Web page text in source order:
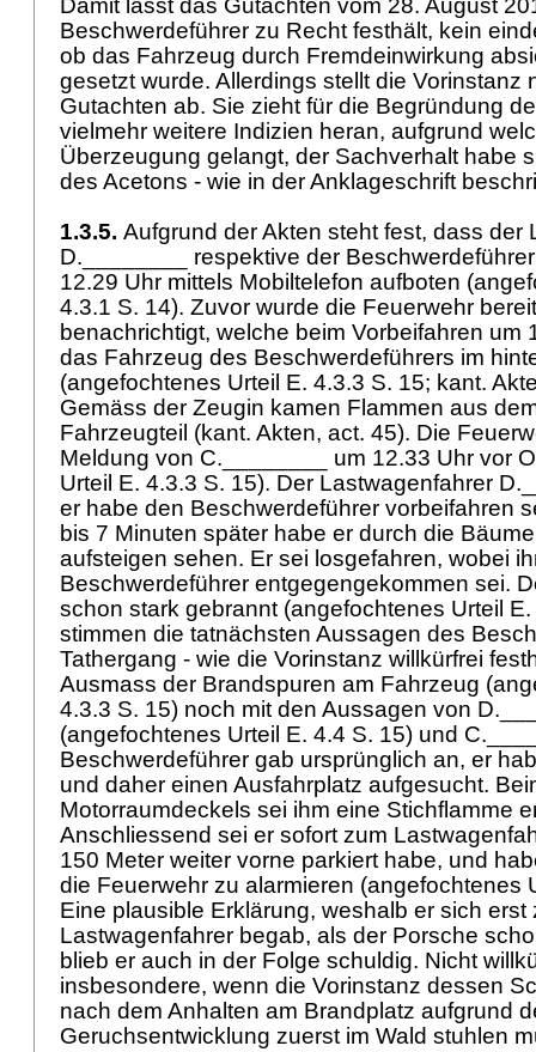
Damit lässt das Gutachten vom 28. August
Beschwerdeführer zu Recht festhält, kein
ob das Fahrzeug durch Fremdeinwirkung
gesetzt wurde. Allerdings stellt die Vorinstanz
Gutachten ab. Sie zieht für die Begründung
vielmehr weitere Indizien heran, aufgrund
Überzeugung gelangt, der Sachverhalt habe
des Acetons - wie in der Anklageschrift
1.3.5. Aufgrund der Akten steht fest, dass der
D.________ respektive der
12.29 Uhr mittels Mobiltelefon aufboten
4.3.1 S. 14). Zuvor wurde die Feuerwehr
benachrichtigt, welche beim Vorbeifahren um
das Fahrzeug des Beschwerdeführers im
(angefochtenes Urteil E. 4.3.3 S. 15; kant.
Gemäss der Zeugin kamen Flammen aus
Fahrzeugteil (kant. Akten, act. 45). Die
Meldung von C.________ um 12.33 Uhr vor
Urteil E. 4.3.3 S. 15). Der Lastwagenfahrer
er habe den Beschwerdeführer vorbeifahren
bis 7 Minuten später habe er durch die
aufsteigen sehen. Er sei losgefahren, wobei
Beschwerdeführer entgegengekommen sei.
schon stark gebrannt (angefochtenes Urteil
stimmen die tatnächsten Aussagen des
Tathergang - wie die Vorinstanz willkürfrei
Ausmass der Brandspuren am Fahrzeug
4.3.3 S. 15) noch mit den Aussagen von
(angefochtenes Urteil E. 4.4 S. 15) und
Beschwerdeführer gab ursprünglich an, er
und daher einen Ausfahrplatz aufgesucht.
Motorraumdeckels sei ihm eine Stichflamme
Anschliessend sei er sofort zum
150 Meter weiter vorne parkiert habe, und
die Feuerwehr zu alarmieren (angefochtenes
Eine plausible Erklärung, weshalb er sich erst
Lastwagenfahrer begab, als der Porsche
blieb er auch in der Folge schuldig. Nicht
insbesondere, wenn die Vorinstanz dessen
nach dem Anhalten am Brandplatz aufgrund
Geruchsentwicklung zuerst im Wald stuhlen